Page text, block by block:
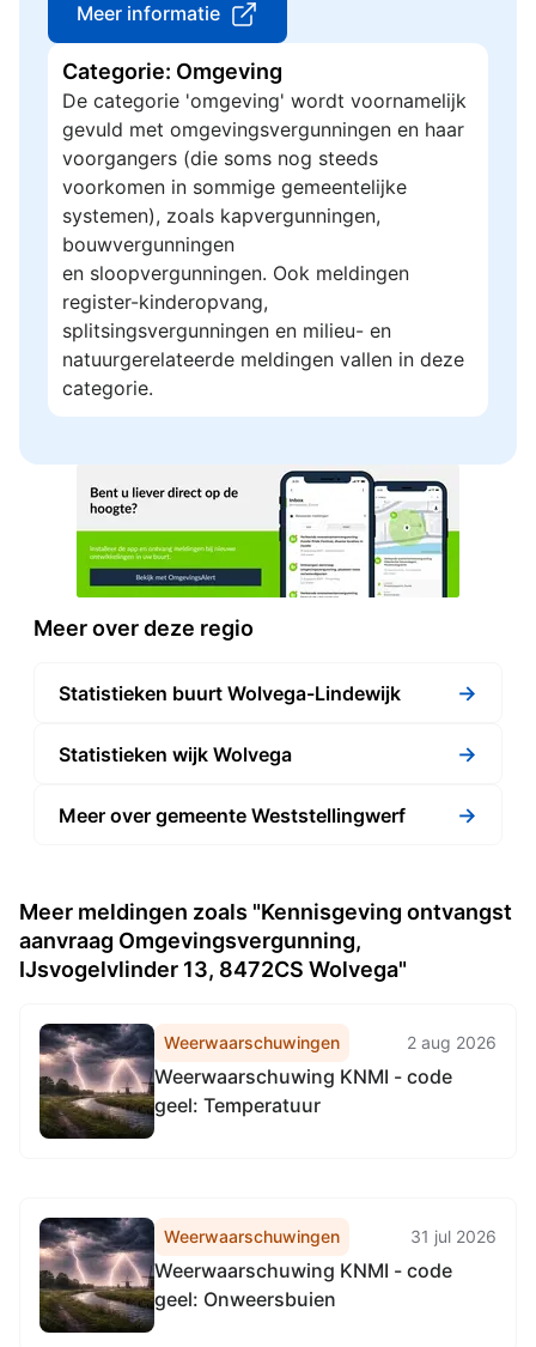
Meer informatie
Categorie: Omgeving
De categorie 'omgeving' wordt voornamelijk
gevuld met omgevingsvergunningen en haar
voorgangers (die soms nog steeds
voorkomen in sommige gemeentelijke
systemen), zoals kapvergunningen,
bouwvergunningen
en sloopvergunningen. Ook meldingen
register-kinderopvang,
splitsingsvergunningen en milieu- en
natuurgerelateerde meldingen vallen in deze
categorie.
Meer over deze regio
Statistieken buurt Wolvega-Lindewijk →
Statistieken wijk Wolvega →
Meer over gemeente Weststellingwerf →
Meer meldingen zoals "Kennisgeving ontvangst
aanvraag Omgevingsvergunning,
IJsvogelvlinder 13, 8472CS Wolvega"
Weerwaarschuwingen 2 aug 2026
Weerwaarschuwing KNMI - code
geel: Temperatuur
Weerwaarschuwingen 31 jul 2026
Weerwaarschuwing KNMI - code
geel: Onweersbuien